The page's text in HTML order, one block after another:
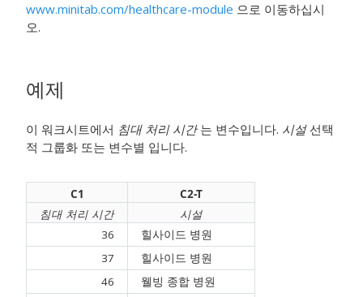
www.minitab.com/healthcare-module 으로 이동하십시
오.
예제
이 워크시트에서 침대 처리 시간는 변수입니다. 시설선택
적 그룹화 또는 변수별 입니다.
C1
C2-T
침대 처리 시간
시설
36
힐사이드 병원
37
힐사이드 병원
46
웰빙 종합 병원